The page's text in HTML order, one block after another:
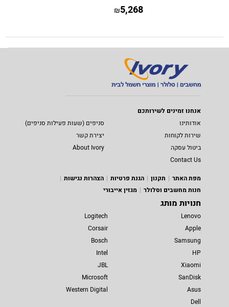
5,268
₪
אנחנו זמינים לשירותכם
אודותינו
סניפים (שעות פעילות סניפים)
שירות לקוחות
יצירת קשר
ביטול עסקה
About Ivory
Contact Us
מפת האתר
תקנון הגנת פרטיות
הצהרות נגישות
חנות מחשבים וסלולר
מגזין אייבורי
חנויות מותג
Lenovo
Apple
Samsung
HP
Xiaomi
SanDisk
Asus
Dell
Logitech
Corsair
Bosch
Intel
JBL
Microsoft
Western Digital